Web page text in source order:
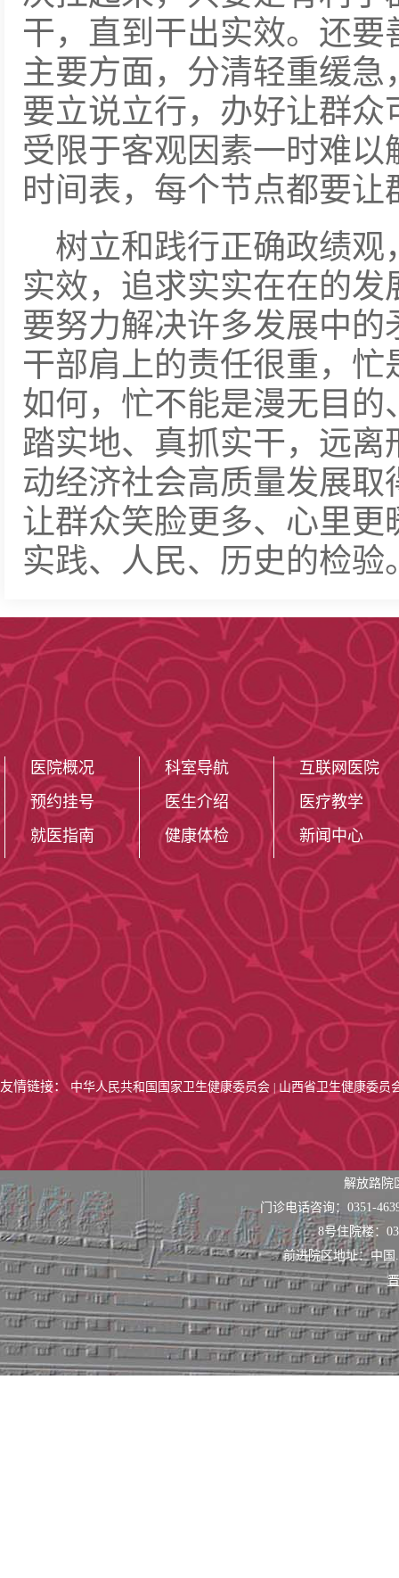
干，直到干出实效。还
主要方面，分清轻重缓
要立说立行，办好让群
受限于客观因素一时难
时间表，每个节点都要
树立和践行正确政绩
实效，追求实实在在的发
要努力解决许多发展中
干部肩上的责任很重，
如何，忙不能是漫无目
踏实地、真抓实干，远
动经济社会高质量发展
让群众笑脸更多、心里
实践、人民、历史的检验
医院概况
预约挂号
就医指南
科室导航
医生介绍
健康体检
互联网医院
医疗教学
新闻中心
友情链接：中华人民共和国国家卫生健康委员会 山西省卫生健康委员
解放路
门诊电话咨询：0351-
8号住院楼：
前进院区地址：中